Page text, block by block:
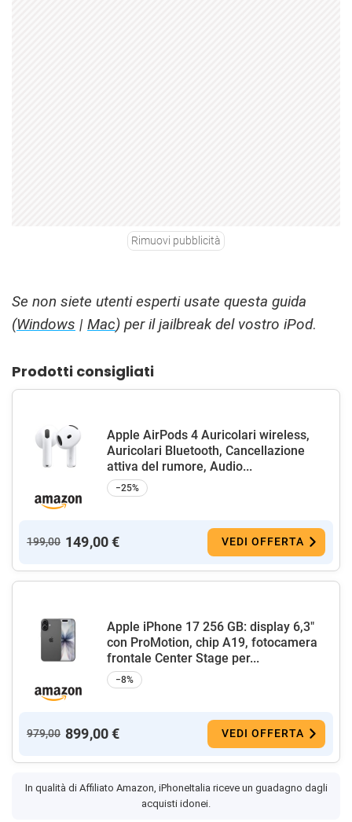
Rimuovi pubblicità
Se non siete utenti esperti usate questa guida
(Windows | Mac) per il jailbreak del vostro iPod.
Prodotti consigliati
Apple AirPods 4 Auricolari wireless,
Auricolari Bluetooth, Cancellazione
attiva del rumore, Audio...
−25%
199,00 149,00 € VEDI OFFERTA
Apple iPhone 17 256 GB: display 6,3"
con ProMotion, chip A19, fotocamera
frontale Center Stage per...
−8%
979,00 899,00 € VEDI OFFERTA
In qualità di Affiliato Amazon, iPhoneItalia riceve un guadagno dagli
acquisti idonei.